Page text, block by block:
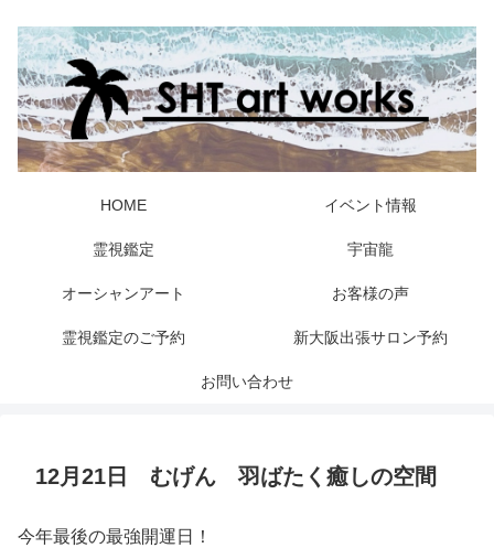
HOME イベント情報
霊視鑑定 宇宙龍
オーシャンアート お客様の声
霊視鑑定のご予約 新大阪出張サロン予約
お問い合わせ
12月21日 むげん 羽ばたく癒しの空間
今年最後の最強開運日！